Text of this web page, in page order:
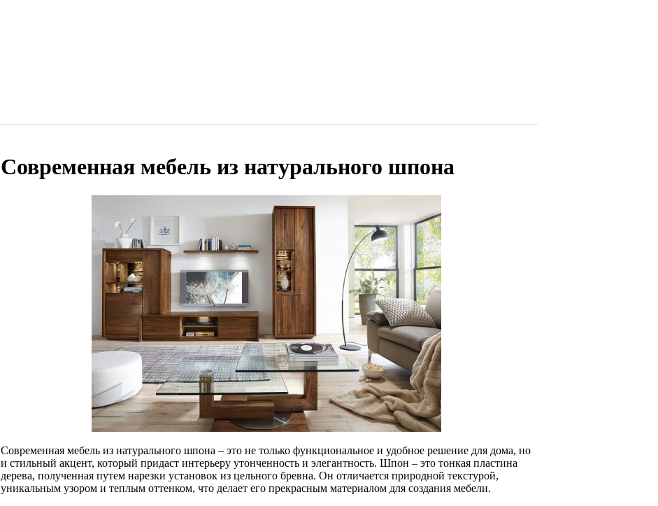
Современная мебель из натурального шпона
Современная мебель из натурального шпона – это не только функциональное и удобное решение для дома, но
и стильный акцент, который придаст интерьеру утонченность и элегантность. Шпон – это тонкая пластина
дерева, полученная путем нарезки установок из цельного бревна. Он отличается природной текстурой,
уникальным узором и теплым оттенком, что делает его прекрасным материалом для создания мебели.